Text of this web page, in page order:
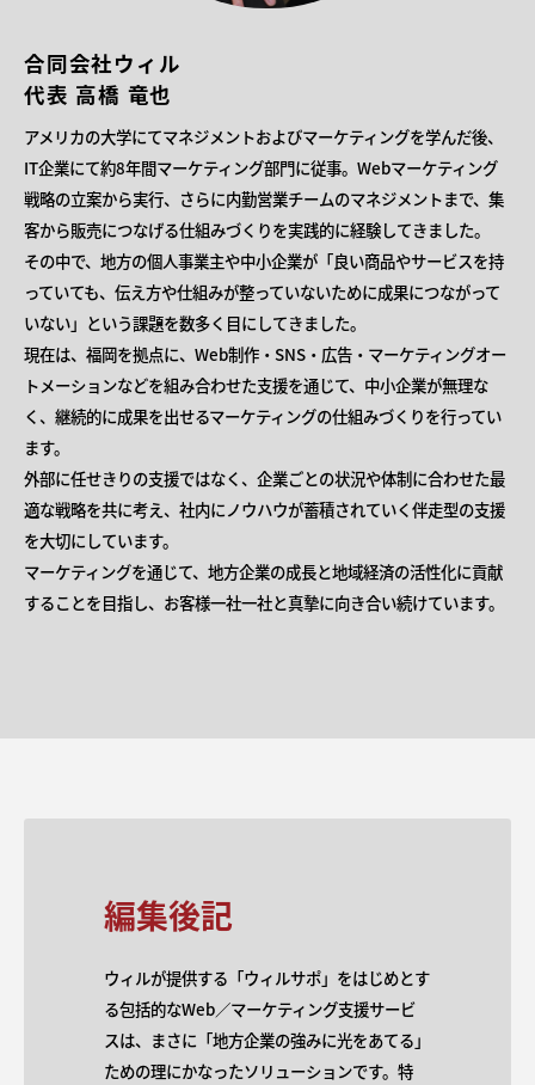
合同会社ウィル
代表 高橋 竜也
アメリカの大学にてマネジメントおよびマーケティングを学んだ後、
IT企業にて約8年間マーケティング部門に従事。Webマーケティング
戦略の立案から実行、さらに内勤営業チームのマネジメントまで、集
客から販売につなげる仕組みづくりを実践的に経験してきました。
その中で、地方の個人事業主や中小企業が「良い商品やサービスを持
っていても、伝え方や仕組みが整っていないために成果につながって
いない」という課題を数多く目にしてきました。
現在は、福岡を拠点に、Web制作・SNS・広告・マーケティングオー
トメーションなどを組み合わせた支援を通じて、中小企業が無理な
く、継続的に成果を出せるマーケティングの仕組みづくりを行ってい
ます。
外部に任せきりの支援ではなく、企業ごとの状況や体制に合わせた最
適な戦略を共に考え、社内にノウハウが蓄積されていく伴走型の支援
を大切にしています。
マーケティングを通じて、地方企業の成長と地域経済の活性化に貢献
することを目指し、お客様一社一社と真摯に向き合い続けています。
編集後記
ウィルが提供する「ウィルサポ」をはじめとす
る包括的なWeb／マーケティング支援サービ
スは、まさに「地方企業の強みに光をあてる」
ための理にかなったソリューションです。特